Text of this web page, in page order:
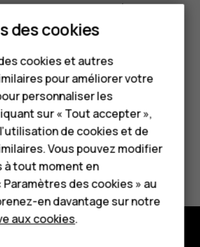
classiques
M
entreprises
ne souhaitez pas protéger votre
code PIN, basculez
cela utile?
des cookies
cookies et autres
pour améliorer votre
personnaliser les
sur « Tout accepter »,
de cookies et de
Vous pouvez modifier
à tout moment en
des cookies » au
en davantage sur notre
aux cookies.